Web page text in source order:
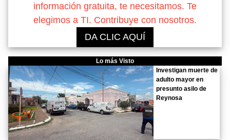
información gratuita, te necesitamos. Te
elegimos a TI. Contribuye con nosotros.
DA CLIC AQUÍ
Lo más Visto
Investigan muerte de
adulto mayor en
presunto asilo de
Reynosa